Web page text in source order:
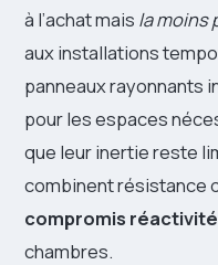
à l’achat mais la
aux installations
panneaux rayonnants
pour les espaces
que leur inertie reste
combinent résistance
compromis
chambres.